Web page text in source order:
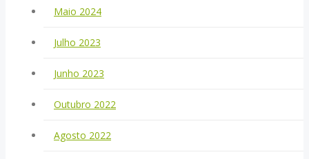
Maio 2024
Julho 2023
Junho 2023
Outubro 2022
Agosto 2022